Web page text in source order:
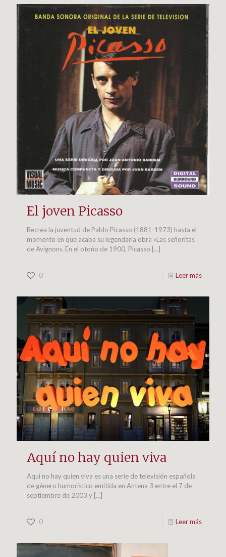
El joven Picasso
Recrea la juventud de Pablo Picasso (1881-1973) hasta el
momento en que acaba su legendaria obra «Las señoritas
de Avignon». En el otoño de 1900, Picasso […]
0 Leer más
Aquí no hay quien viva
Aquí no hay quien viva es una serie de televisión española
de género humorístico emitida en Antena 3 entre el 7 de
septiembre de 2003 y […]
0 Leer más